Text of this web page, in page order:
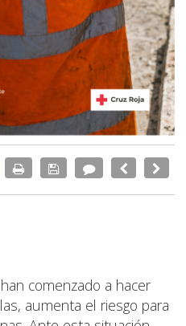
comenzado a hacer
aumenta el riesgo para